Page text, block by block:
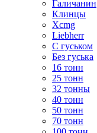
Галичанин
Клинцы
Xcmg
Liebherr
С гуськом
Без гуська
16 тонн
25 тонн
32 тонны
40 тонн
50 тонн
70 тонн